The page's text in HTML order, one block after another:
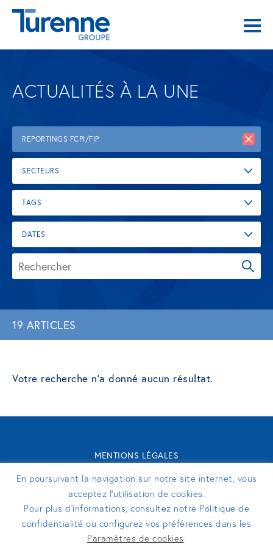
ACTUALITÉS À LA UNE
REPORTINGS FCPI/FIP
SECTEURS
TAGS
DATES
19 ARTICLES
Votre recherche n'a donné aucun résultat.
MENTIONS LÉGALES
TURENNE GROUPE 2026 - SITE RÉALISÉ PAR
SUIVEZ-NOUS
En poursuivant la navigation sur notre site internet, vous
acceptez l’utilisation de cookies.
Pour plus d’informations, consultez notre Politique de
confidentialité ou configurez vos préférences dans les
Paramètres de cookies.